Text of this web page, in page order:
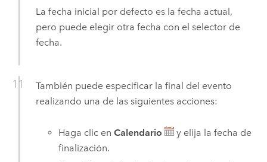
La fecha inicial por defecto es la fecha actual,
pero puede elegir otra fecha con el selector de
fecha.
También puede especificar la final del evento
realizando una de las siguientes acciones:
Haga clic enCalendario
y elija la fecha de
finalización.